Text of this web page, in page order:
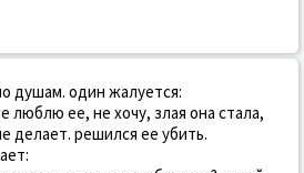
душам. один жалуется:
люблю ее, не хочу, злая она стала,
делает. решился ее убить.